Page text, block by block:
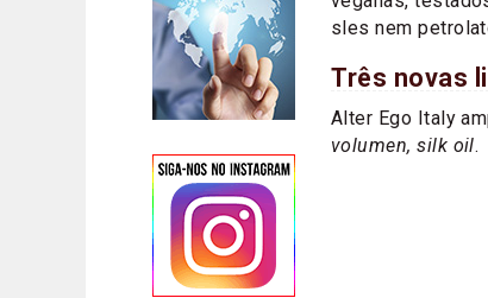
sles nem
Três novas
Alter Ego Italy
volumen, silk oil.